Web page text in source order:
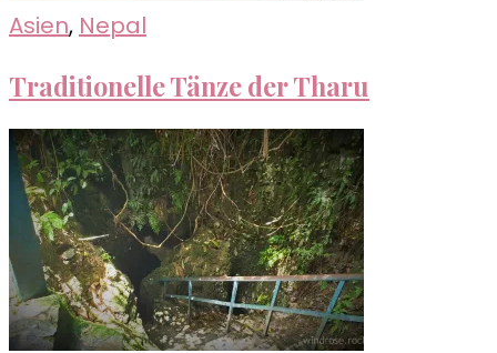
Asien, Nepal
Traditionelle Tänze der Tharu